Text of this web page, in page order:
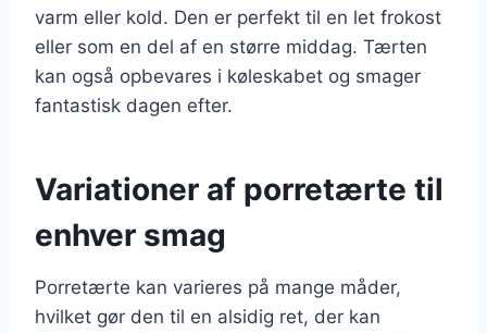
varm eller kold. Den er perfekt til en let frokost
eller som en del af en større middag. Tærten
kan også opbevares i køleskabet og smager
fantastisk dagen efter.
Variationer af porretærte til
enhver smag
Porretærte kan varieres på mange måder,
hvilket gør den til en alsidig ret, der kan